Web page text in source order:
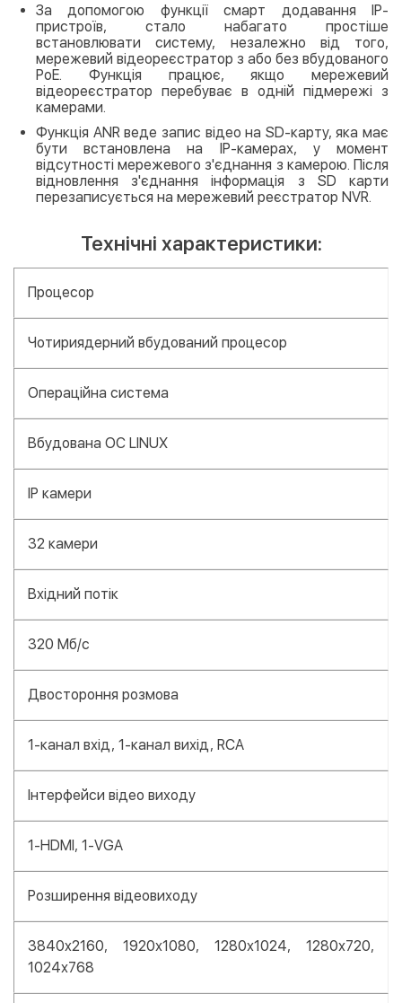
За допомогою функції смарт додавання IP-
пристроїв, стало набагато простіше
встановлювати систему, незалежно від того,
мережевий відеореєстратор з або без вбудованого
PoE. Функція працює, якщо мережевий
відеореєстратор перебуває в одній підмережі з
камерами.
Функція ANR веде запис відео на SD-карту, яка має
бути встановлена на IP-камерах, у момент
відсутності мережевого з'єднання з камерою. Після
відновлення з'єднання інформація з SD карти
перезаписується на мережевий реєстратор NVR.
Технічні характеристики:
Процесор
Чотириядерний вбудований процесор
Операційна система
Вбудована ОС LINUX
IP камери
32 камери
Вхідний потік
320 Мб/с
Двостороння розмова
1-канал вхід, 1-канал вихід, RCA
Інтерфейси відео виходу
1-HDMI, 1-VGA
Розширення відеовиходу
3840x2160, 1920х1080, 1280х1024, 1280х720,
1024х768